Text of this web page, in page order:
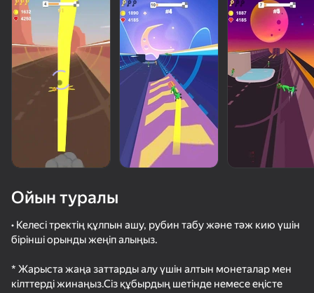
50+ топ ойындар, оларды ойнайды
тіпті «ойнамайтын» адамдар да
Неоновый Попрыгунчик
56
Быстрый и Толстый
Красный Шарик Убегает
Сломай
Ойын туралы
• Келесі тректің құлпын ашу, рубин табу және тәж кию үшін
бірінші орынды жеңіп алыңыз.
* Жарыста жаңа заттарды алу үшін алтын монеталар мен
кілттерді жинаңыз.Сіз құбырдың шетінде немесе еңісте